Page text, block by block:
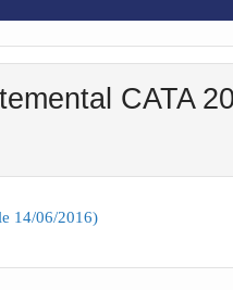
CATA
14/06/2016)